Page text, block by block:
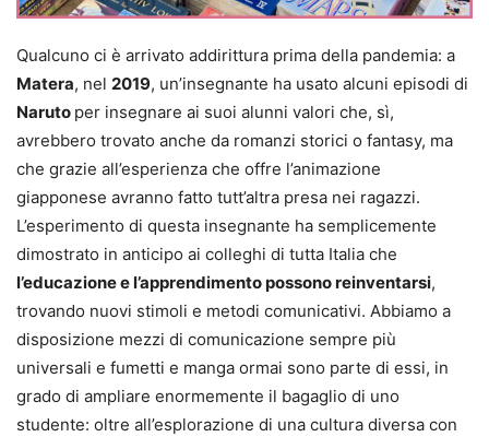
Qualcuno ci è arrivato addirittura prima della pandemia: a
Matera, nel 2019, un’insegnante ha usato alcuni episodi di
Naruto per insegnare ai suoi alunni valori che, sì,
avrebbero trovato anche da romanzi storici o fantasy, ma
che grazie all’esperienza che offre l’animazione
giapponese avranno fatto tutt’altra presa nei ragazzi.
L’esperimento di questa insegnante ha semplicemente
dimostrato in anticipo ai colleghi di tutta Italia che
l’educazione e l’apprendimento possono reinventarsi,
trovando nuovi stimoli e metodi comunicativi. Abbiamo a
disposizione mezzi di comunicazione sempre più
universali e fumetti e manga ormai sono parte di essi, in
grado di ampliare enormemente il bagaglio di uno
studente: oltre all’esplorazione di una cultura diversa con